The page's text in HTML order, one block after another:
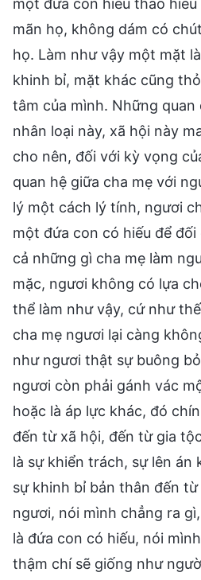
một đứa con hiếu thảo
mãn họ, không dám có
họ. Làm như vậy một mặt
khinh bỉ, mặt khác cũng
tâm của mình. Những quan
nhân loại này, xã hội này
cho nên, đối với kỳ vọng
quan hệ giữa cha mẹ với
lý một cách lý tính, ngươi
một đứa con có hiếu để
cả những gì cha mẹ làm
mặc, ngươi không có lựa
thể làm như vậy, cứ như
cha mẹ ngươi lại càng
như ngươi thật sự buông
ngươi còn phải gánh vác
hoặc là áp lực khác, đó
đến từ xã hội, đến từ gia
là sự khiển trách, sự lên án
sự khinh bỉ bản thân đến
ngươi, nói mình chẳng ra
là đứa con có hiếu, nói
thậm chí sẽ giống như